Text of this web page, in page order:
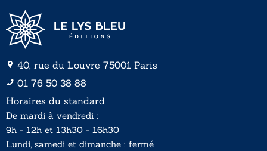
40, rue du Louvre 75001 Paris
01 76 50 38 88
Horaires du standard
De mardi à vendredi :
9h - 12h et 13h30 - 16h30
Lundi, samedi et dimanche : fermé